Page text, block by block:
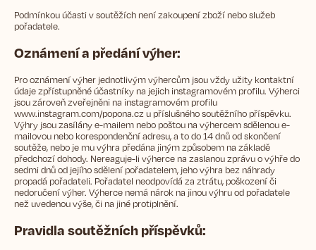
Podmínkou účasti v soutěžích není zakoupení zboží nebo služeb
pořadatele.
Oznámení a předání výher:
Pro oznámení výher jednotlivým výhercům jsou vždy užity kontaktní
údaje zpřístupněné účastníky na jejich instagramovém profilu. Výherci
jsou zároveň zveřejněni na instagramovém profilu
www.instagram.com/popona.cz u příslušného soutěžního příspěvku.
Výhry jsou zasílány e-mailem nebo poštou na výhercem sdělenou e-
mailovou nebo korespondenční adresu, a to do 14 dnů od skončení
soutěže, nebo je mu výhra předána jiným způsobem na základě
předchozí dohody. Nereaguje-li výherce na zaslanou zprávu o výhře do
sedmi dnů od jejího sdělení pořadatelem, jeho výhra bez náhrady
propadá pořadateli. Pořadatel neodpovídá za ztrátu, poškození či
nedoručení výher. Výherce nemá nárok na jinou výhru od pořadatele
než uvedenou výše, či na jiné protiplnění.
Pravidla soutěžních příspěvků: